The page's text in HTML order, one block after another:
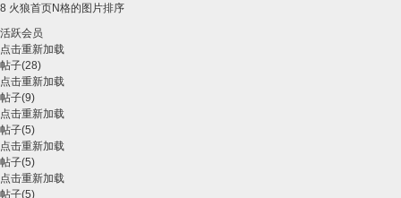
8 火狼首页N格的图片排序
活跃会员
点击重新加载
帖子(28)
点击重新加载
帖子(9)
点击重新加载
帖子(5)
点击重新加载
帖子(5)
点击重新加载
帖子(5)